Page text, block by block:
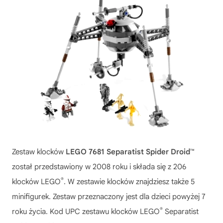
Zestaw klocków LEGO 7681 Separatist Spider Droid™
został przedstawiony w 2008 roku i składa się z 206
klocków LEGO®. W zestawie klocków znajdziesz także 5
minifigurek. Zestaw przeznaczony jest dla dzieci powyżej 7
roku życia. Kod UPC zestawu klocków LEGO® Separatist